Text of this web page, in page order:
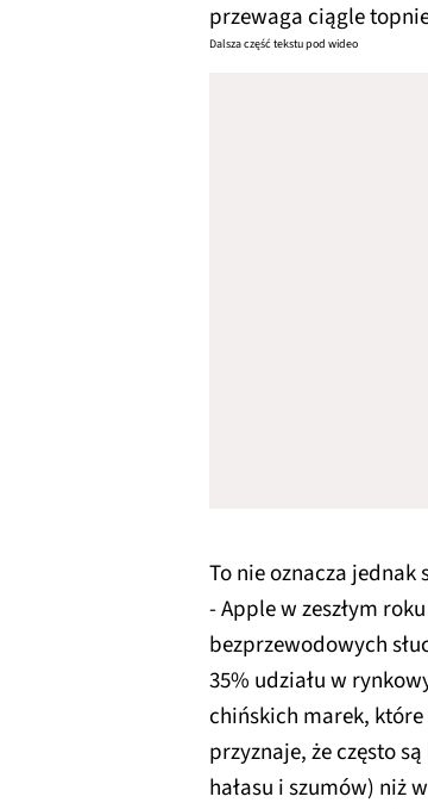
przewaga ciągle
Dalsza część tekstu pod wideo
To nie oznacza
- Apple w zeszłym
bezprzewodowych
35% udziału w
chińskich marek,
przyznaje, że często
hałasu i szumów) niż